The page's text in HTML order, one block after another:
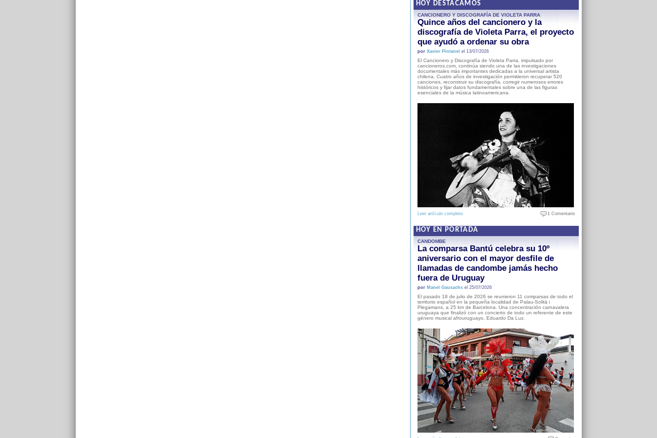
HOY DESTACAMOS
CANCIONERO Y DISCOGRAFÍA DE VIOLETA PARRA
Quince años del cancionero y la
discografía de Violeta Parra, el proyecto
que ayudó a ordenar su obra
por Xavier Pintanel el 13/07/2026
El Cancionero y Discografía de Violeta Parra, impulsado por
cancioneros.com, continúa siendo una de las investigaciones
documentales más importantes dedicadas a la universal artista
chilena. Cuatro años de investigación permitieron recuperar 520
canciones, reconstruir su discografía, corregir numerosos errores
históricos y fijar datos fundamentales sobre una de las figuras
esenciales de la música latinoamericana.
Leer artículo completo 1 Comentario
HOY EN PORTADA
CANDOMBE
La comparsa Bantú celebra su 10º
aniversario con el mayor desfile de
llamadas de candombe jamás hecho
fuera de Uruguay
por Manel Gausachsel 25/07/2026
El pasado 18 de julio de 2026 se reunieron 11 comparsas de todo el
territorio español en la pequeña localidad de Palau-Solità i
Plegamans, a 25 km de Barcelona. Una concentración carnavalera
uruguaya que finalizó con un concierto de todo un referente de este
género musical afrouruguayo, Eduardo Da Luz.